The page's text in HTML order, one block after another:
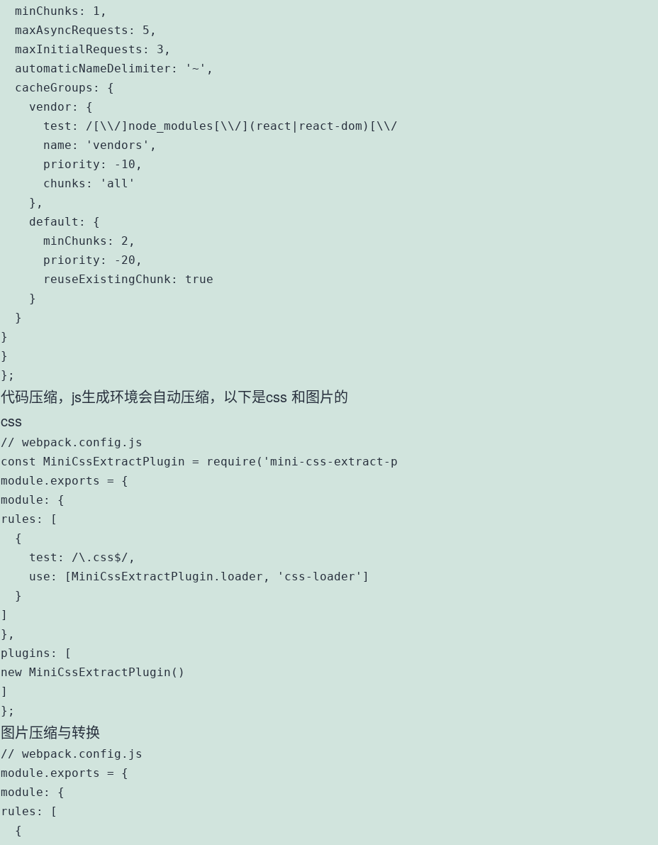
  minChunks: 1,
  maxAsyncRequests: 5,
  maxInitialRequests: 3,
  automaticNameDelimiter: '~',
  cacheGroups: {
    vendor: {
      test: /[\\/]node_modules[\\/](react|react-dom)[\\/]/,
      name: 'vendors',
      priority: -10,
      chunks: 'all'
    },
    default: {
      minChunks: 2,
      priority: -20,
      reuseExistingChunk: true
    }
  }
}
}
};
代码压缩，js生成环境会自动压缩，以下是css 和图片的
css
// webpack.config.js
const MiniCssExtractPlugin = require('mini-css-extract-plugin');
module.exports = {
module: {
rules: [
  {
    test: /\.css$/,
    use: [MiniCssExtractPlugin.loader, 'css-loader']
  }
]
},
plugins: [
new MiniCssExtractPlugin()
]
};
图片压缩与转换
// webpack.config.js
module.exports = {
module: {
rules: [
  {